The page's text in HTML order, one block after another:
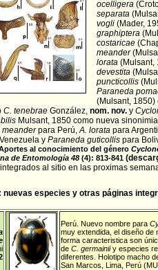
ocelligera
separata
vogli (Mader,
graphiptera
costaricae
meander
lorata (Mulsant,
devestita
puncticollis
Paraneda
(Mulsant,
C. tenebrae González, nom. nov. y
Mulsant, 1850 como nueva
meanderpara Perú,A. lorata para
y Paraneda guticollis para
al conocimiento del género
de Entomología 48 (4): 813-841 (
al sitio en las proximas
nuevas especies y otras páginas
Perú. Nuevo nombre para
muy extendida, el diseño de
forma caracteristica son
de C. germainiiy especies
diferentes. Holotipo macho
San Marcos, Lima, Perú